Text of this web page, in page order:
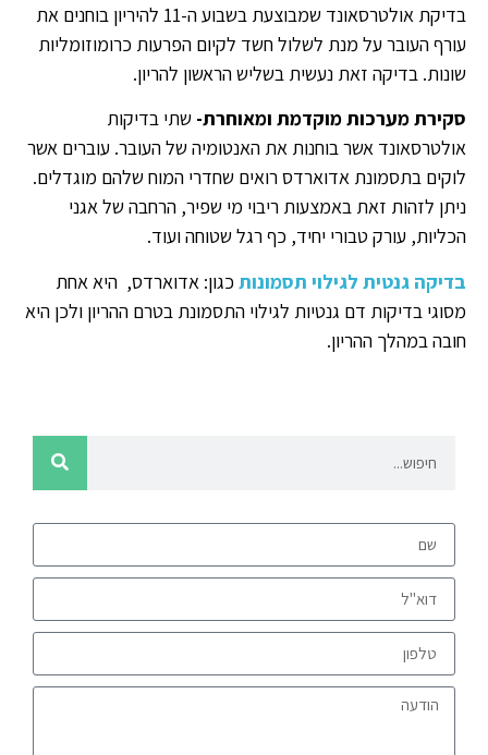
בדיקת אולטרסאונד שמבוצעת בשבוע ה-11 להיריון בוחנים את
עורף העובר על מנת לשלול חשד לקיום הפרעות כרומוזומליות
שונות. בדיקה זאת נעשית בשליש הראשון להריון.
סקירת מערכות מוקדמת ומאוחרת- שתי בדיקות
אולטרסאונד אשר בוחנות את האנטומיה של העובר. עוברים אשר
לוקים בתסמונת אדוארדס רואים שחדרי המוח שלהם מוגדלים.
ניתן לזהות זאת באמצעות ריבוי מי שפיר, הרחבה של אגני
הכליות, עורק טבורי יחיד, כף רגל שטוחה ועוד.
בדיקה גנטית לגילוי תסמונות כגון: אדוארדס, היא אחת
מסוגי בדיקות דם גנטיות לגילוי התסמונת בטרם ההריון ולכן היא
חובה במהלך ההריון.